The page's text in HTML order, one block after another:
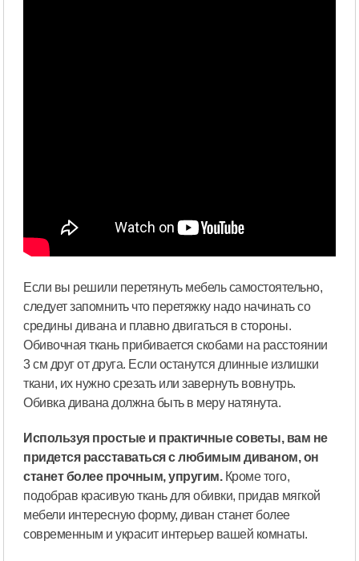
Если вы решили перетянуть мебель самостоятельно,
следует запомнить что перетяжку надо начинать со
средины дивана и плавно двигаться в стороны.
Обивочная ткань прибивается скобами на расстоянии
3 см друг от друга. Если останутся длинные излишки
ткани, их нужно срезать или завернуть вовнутрь.
Обивка дивана должна быть в меру натянута.
Используя простые и практичные советы, вам не
придется расставаться с любимым диваном, он
станет более прочным, упругим. Кроме того,
подобрав красивую ткань для обивки, придав мягкой
мебели интересную форму, диван станет более
современным и украсит интерьер вашей комнаты.